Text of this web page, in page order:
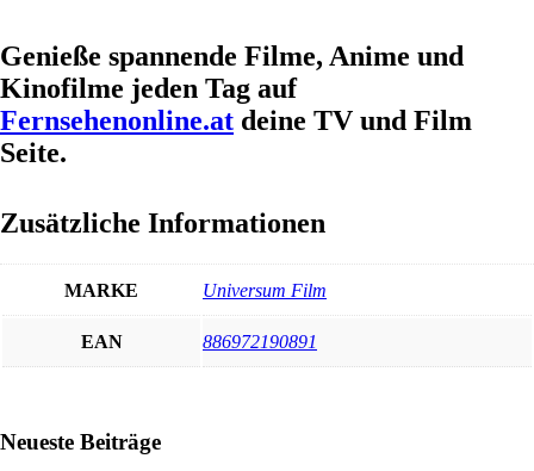
Genieße spannende Filme, Anime und
Kinofilme jeden Tag auf
Fernsehenonline.at deine TV und Film
Seite.
Zusätzliche Informationen
MARKE Universum Film
EAN 886972190891
Sidebar
Neueste Beiträge